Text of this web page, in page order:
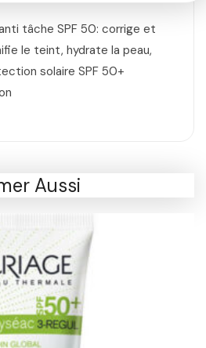
anti tâche SPF 50: corrige et
le teint, hydrate la peau,
solaire SPF 50+
Aussi